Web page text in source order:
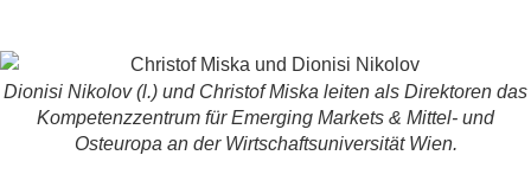
Dionisi Nikolov (l.) und Christof Miska leiten als Direktoren das
Kompetenzzentrum für Emerging Markets & Mittel- und
Osteuropa an der Wirtschaftsuniversität Wien.